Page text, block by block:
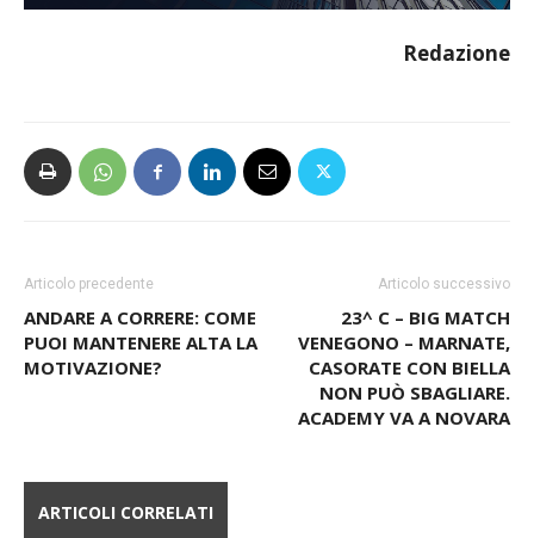
Redazione
Articolo precedente
ANDARE A CORRERE: COME
PUOI MANTENERE ALTA LA
MOTIVAZIONE?
Articolo successivo
23^ C – BIG MATCH
VENEGONO – MARNATE,
CASORATE CON BIELLA
NON PUÒ SBAGLIARE.
ACADEMY VA A NOVARA
ARTICOLI CORRELATI